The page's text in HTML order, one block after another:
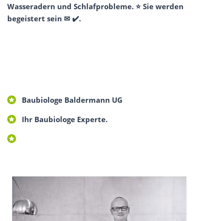
Wasseradern und Schlafprobleme. ⭐ Sie werden
begeistert sein ✉ ✔️.
Baubiologe Baldermann UG
Ihr Baubiologe Experte.